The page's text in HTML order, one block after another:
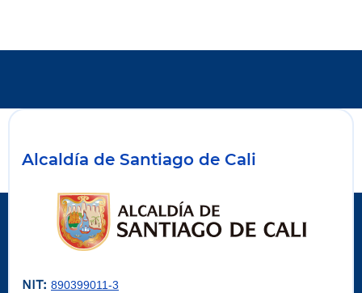
Alcaldía de Santiago de Cali
NIT: 890399011-3